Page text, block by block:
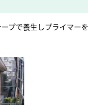
プで養生しプライマーを